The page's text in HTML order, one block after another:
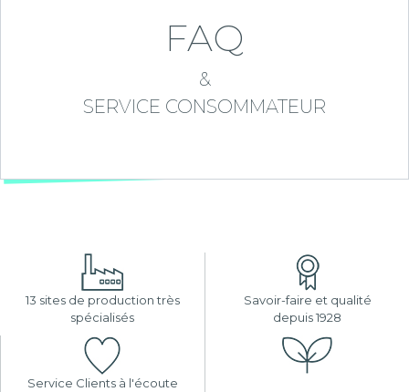
FAQ
&
SERVICE CONSOMMATEUR
13 sites de production très
spécialisés
Savoir-faire et qualité
depuis 1928
Service Clients à l'écoute